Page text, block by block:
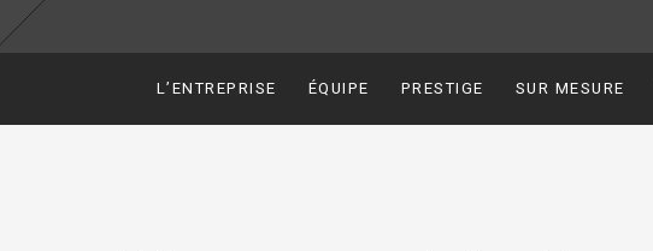
L’ENTREPRISE ÉQUIPE PRESTIGE SUR MESURE